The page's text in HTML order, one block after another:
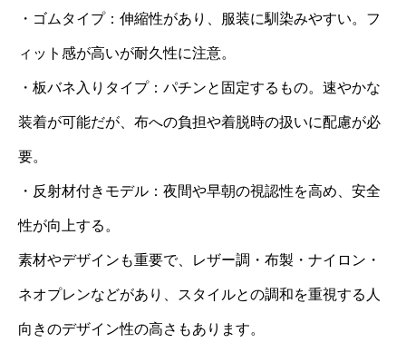
・ゴムタイプ：伸縮性があり、服装に馴染みやすい。フ
ィット感が高いが耐久性に注意。
・板バネ入りタイプ：パチンと固定するもの。速やかな
装着が可能だが、布への負担や着脱時の扱いに配慮が必
要。
・反射材付きモデル：夜間や早朝の視認性を高め、安全
性が向上する。
素材やデザインも重要で、レザー調・布製・ナイロン・
ネオプレンなどがあり、スタイルとの調和を重視する人
向きのデザイン性の高さもあります。